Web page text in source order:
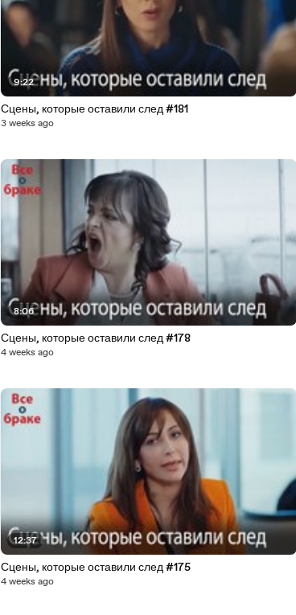
9:22
Сцены, которые оставили след #181
3 weeks ago
8:06
Сцены, которые оставили след #178
4 weeks ago
12:37
Сцены, которые оставили след #175
4 weeks ago